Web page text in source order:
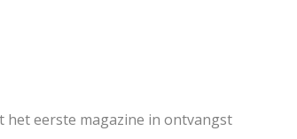
het eerste magazine in ontvangst